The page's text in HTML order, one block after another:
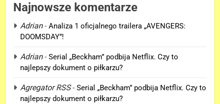
Najnowsze komentarze
Adrian- Analiza 1 oficjalnego trailera „AVENGERS:
DOOMSDAY”!
Adrian- Serial „Beckham” podbija Netflix. Czy to
najlepszy dokument o piłkarzu?
Agregator RSS- Serial „Beckham” podbija Netflix. Czy to
najlepszy dokument o piłkarzu?
Tom Holland napisał list do
ekipy „SPIDER-MAN: BRAND
NEW DAY” i… potwierdził swój
powrót!
FILMY